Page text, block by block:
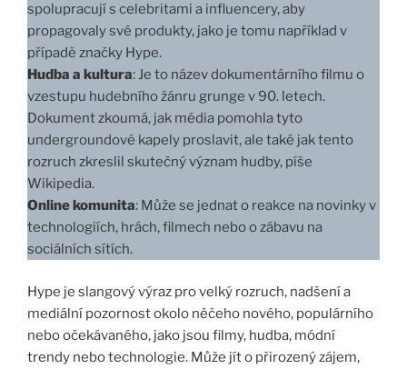
spolupracují s celebritami a influencery, aby
propagovaly své produkty, jako je tomu například v
případě značky Hype.
Hudba a kultura: Je to název dokumentárního filmu o
vzestupu hudebního žánru grunge v 90. letech.
Dokument zkoumá, jak média pomohla tyto
undergroundové kapely proslavit, ale také jak tento
rozruch zkreslil skutečný význam hudby, píše
Wikipedia.
Online komunita: Může se jednat o reakce na novinky v
technologiích, hrách, filmech nebo o zábavu na
sociálních sítích.
Hype je slangový výraz pro velký rozruch, nadšení a
mediální pozornost okolo něčeho nového, populárního
nebo očekávaného, jako jsou filmy, hudba, módní
trendy nebo technologie. Může jít o přirozený zájem,